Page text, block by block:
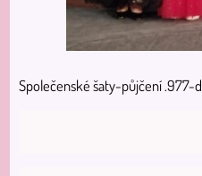
Společenské šaty-půjčení .977-